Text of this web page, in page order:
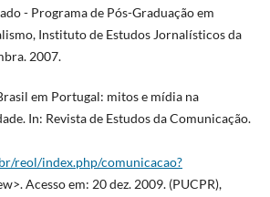
- Programa de Pós-Graduação em
Instituto de Estudos Jornalísticos da
2007.
Brasil em Portugal: mitos e mídia na
In: Revista de Estudos da Comunicação.
reol/index.php/comunicacao?
Acesso em: 20 dez. 2009. (PUCPR),